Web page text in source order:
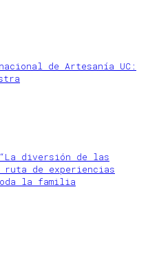
de Artesanía UC:
diversión de las
ruta de experiencias
la familia